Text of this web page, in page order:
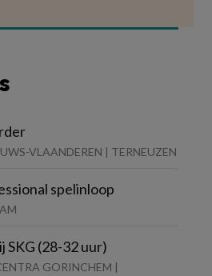
VLAANDEREN | TERNEUZEN
spelinloop
SKG (28-32 uur)
GORINCHEM |